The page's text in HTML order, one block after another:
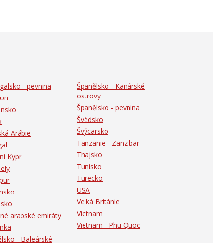
- pevnina
Arábie
Kypr
arabské emiráty
- Baleárské
Španělsko - Kanárské
ostrovy
Španělsko - pevnina
Švédsko
Švýcarsko
Tanzanie - Zanzibar
Thajsko
Tunisko
Turecko
USA
Velká Británie
Vietnam
Vietnam - Phu Quoc